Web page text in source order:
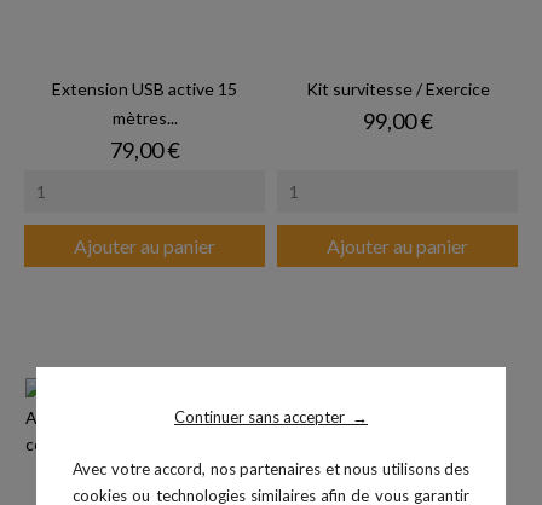
Continuer sans accepter →
Avec votre accord, nos partenaires et nous utilisons des
cookies ou technologies similaires afin de vous garantir
Extension USB active 15
mètres...
Prix
79,00 €
Ajouter au panier
Kit survitesse / Exercice
Prix
99,00 €
Ajouter au panier